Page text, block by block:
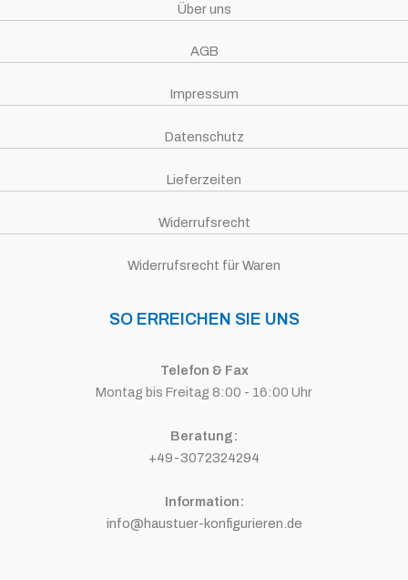
Über uns
AGB
Impressum
Datenschutz
Lieferzeiten
Widerrufsrecht
Widerrufsrecht für Waren
SO ERREICHEN SIE UNS
Telefon & Fax
Montag bis Freitag 8:00 - 16:00 Uhr
Beratung:
+49-3072324294
Information:
info@haustuer-konfigurieren.de